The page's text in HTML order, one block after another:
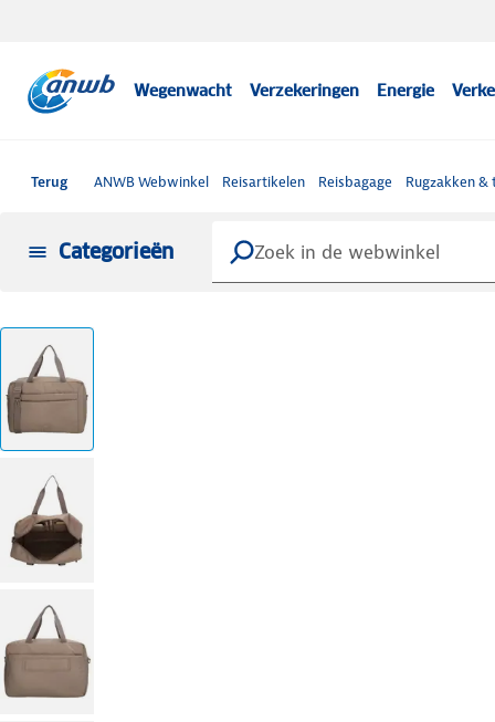
Wegenwacht Verzekeringen Energie
Terug ANWB Webwinkel Reisartikelen Reisbagage Rugzakken &
Categorieën